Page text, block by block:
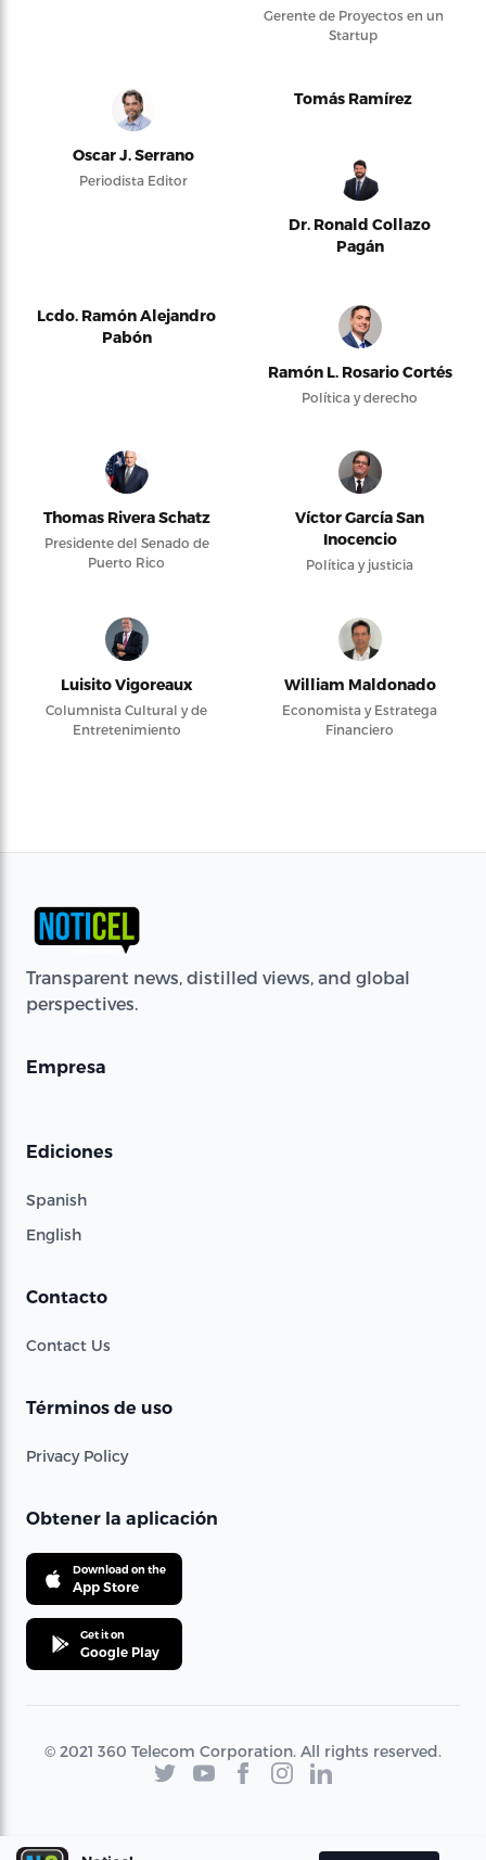
Gerente de Proyectos en un
Startup
Oscar J. Serrano
Periodista Editor
Tomás Ramírez
Dr. Ronald Collazo
Pagán
Lcdo. Ramón Alejandro
Pabón
Ramón L. Rosario Cortés
Política y derecho
Thomas Rivera Schatz
Presidente del Senado de
Puerto Rico
Víctor García San
Inocencio
Política y justicia
Luisito Vigoreaux
Columnista Cultural y de
Entretenimiento
William Maldonado
Economista y Estratega
Financiero
Transparent news, distilled views, and global
perspectives.
Empresa
Ediciones
Spanish
English
Contacto
Contact Us
Términos de uso
Privacy Policy
Obtener la aplicación
Download on the
App Store
Get it on
Google Play
© 2021 360 Telecom Corporation. All rights reserved.